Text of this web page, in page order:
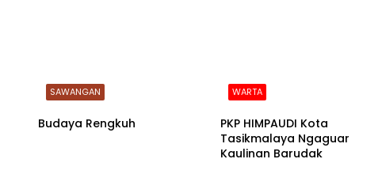
SAWANGAN
Budaya Rengkuh
WARTA
PKP HIMPAUDI Kota
Tasikmalaya Ngaguar
Kaulinan Barudak